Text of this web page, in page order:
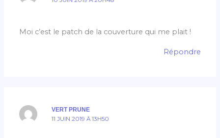
Moi c’est le patch de la couverture qui me plait !
Répondre
VERT PRUNE
11 JUIN 2019 À 13H50